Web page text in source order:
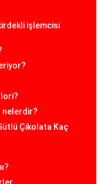
işlemcisi
nelerdir?
Çikolata Kaç